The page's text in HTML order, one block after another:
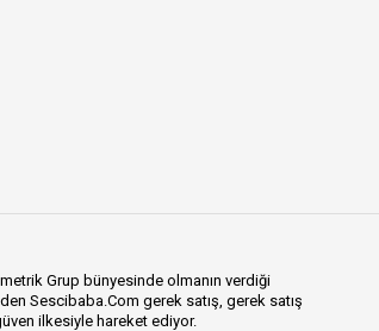
Grup bünyesinde olmanın verdiği
Sescibaba.Com gerek satış, gerek satış
ilkesiyle hareket ediyor.